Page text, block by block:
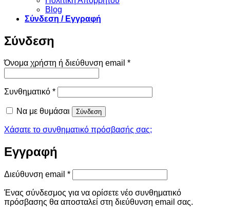
Blog
Σύνδεση / Εγγραφή
Σύνδεση
Όνομα χρήστη ή διεύθυνση email *Απαιτείται
Συνθηματικό *Απαιτείται
Να με θυμάσαι Σύνδεση
Χάσατε το συνθηματικό πρόσβασής σας;
Εγγραφή
Διεύθυνση email *Απαιτείται
Ένας σύνδεσμος για να ορίσετε νέο συνθηματικό
πρόσβασης θα αποσταλεί στη διεύθυνση email σας.